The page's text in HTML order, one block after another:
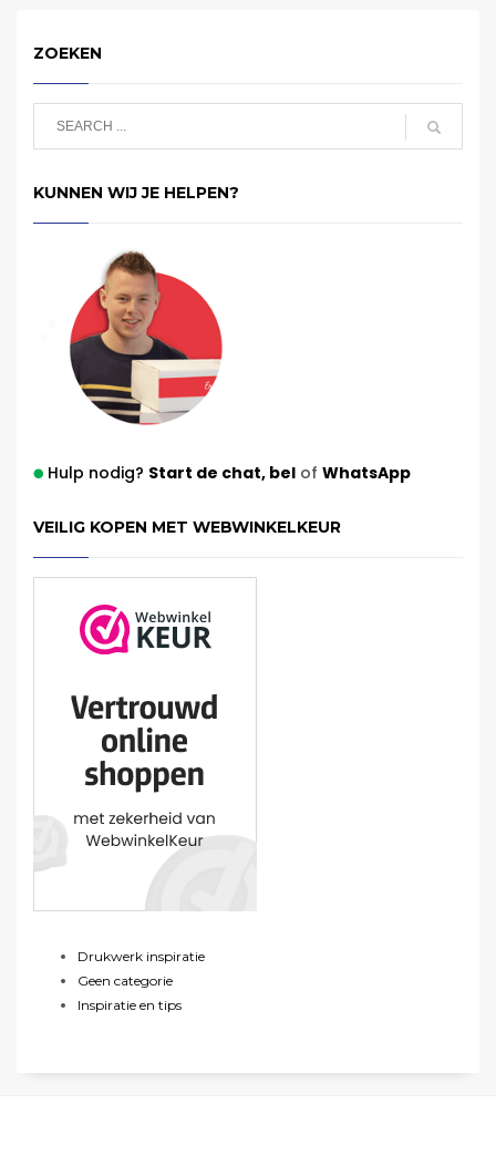
ZOEKEN
KUNNEN WIJ JE HELPEN?
Hulp nodig? Start de chat,belof WhatsApp
VEILIG KOPEN MET WEBWINKELKEUR
Drukwerk inspiratie
Geen categorie
Inspiratie en tips